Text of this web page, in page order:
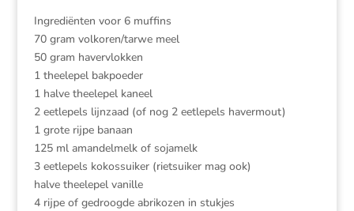
Ingrediënten voor 6 muffins
70 gram volkoren/tarwe meel
50 gram havervlokken
1 theelepel bakpoeder
1 halve theelepel kaneel
2 eetlepels lijnzaad (of nog 2 eetlepels havermout)
1 grote rijpe banaan
125 ml amandelmelk of sojamelk
3 eetlepels kokossuiker (rietsuiker mag ook)
halve theelepel vanille
4 rijpe of gedroogde abrikozen in stukjes